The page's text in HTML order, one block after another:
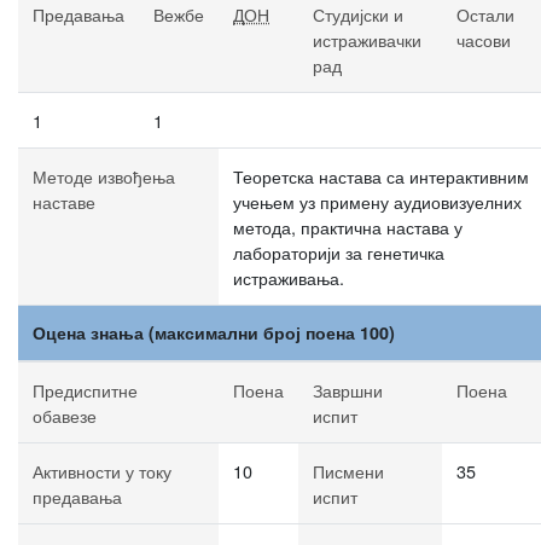
Предавања Вежбе ДОН
Студијски и
истраживачки
рад
Остали
часови
1 1
Методе извођења
наставе
Теоретска настава са интерактивним
учењем уз примену аудиовизуелних
метода, практична настава у
лабораторији за генетичка
истраживања.
Оцена знања (максимални број поена 100)
Предиспитне
обавезе
Поена
Завршни
испит
Поена
Активности у току
предавања
10
Писмени
испит
35